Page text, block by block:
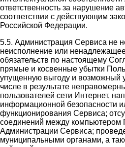
ответственность за нарушение
соответствии с действующим
Российской Федерации.
5.5. Администрация Сервиса не
неисполнение или
обязательств по настоящему
прямые и косвенные убытки
упущенную выгоду и возможный
числе в результате
пользователей сети Интернет,
информационной безопасности
функционирования Сервиса;
соединений между компьютером
Администрации Сервиса;
муниципальными органами, а